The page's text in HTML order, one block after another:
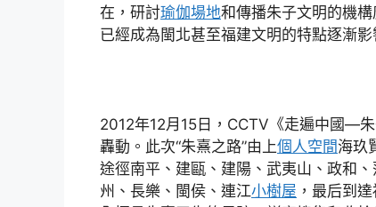
在，研討瑜伽場地和傳播朱子文明的機
已經成為閩北甚至福建文明的特點逐漸影
2012年12月15日，CCTV《走遍中國—
轟動。此次“朱熹之路”由上個人空間海玖
途徑南平、建甌、建陽、武夷山、政和
州、長樂、閩侯、連江小樹屋 ，最后到